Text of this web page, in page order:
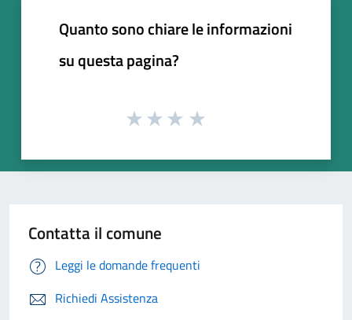
Quanto sono chiare le informazioni
su questa pagina?
Contatta il comune
Leggi le domande frequenti
Richiedi Assistenza